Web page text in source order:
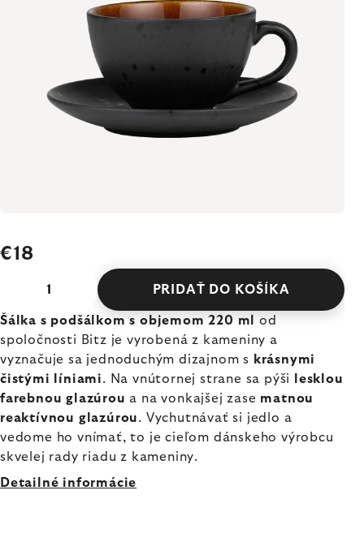
€18
PRIDAŤ DO KOŠÍKA
Šálka s podšálkom s objemom 220 ml od
spoločnosti Bitz je vyrobená z kameniny a
vyznačuje sa jednoduchým dizajnom s
krásnymi
čistými líniami. Na vnútornej strane sa pýši
lesklou
farebnou glazúrou a na vonkajšej zase matnou
reaktívnou glazúrou. Vychutnávať si jedlo a
vedome ho vnímať, to je cieľom dánskeho výrobcu
skvelej rady riadu z kameniny.
Detailné informácie